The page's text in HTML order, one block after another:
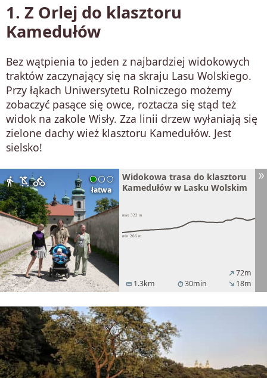
1. Z Orlej do klasztoru
Kamedułów
Bez wątpienia to jeden z najbardziej widokowych
traktów zaczynający się na skraju Lasu Wolskiego.
Przy łąkach Uniwersytetu Rolniczego możemy
zobaczyć pasące się owce, roztacza się stąd też
widok na zakole Wisły. Zza linii drzew wyłaniają się
zielone dachy wież klasztoru Kamedułów. Jest
sielsko!
łatwa
directions_walk child_friendly directions_bike
Widokowa trasa do klasztoru
Kamedułów w Lasku Wolskim
straighten 1.3km timer30min
north_east 72m
south_east 18m